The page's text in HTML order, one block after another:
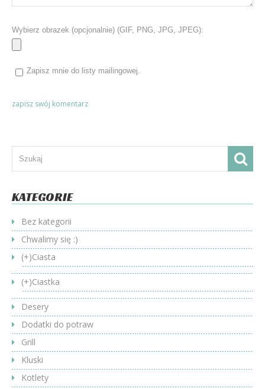
Wybierz obrazek (opcjonalnie) (GIF, PNG, JPG, JPEG):
Zapisz mnie do listy mailingowej.
KATEGORIE
Bez kategorii
Chwalimy się :)
(+)Ciasta
(+)Ciastka
Desery
Dodatki do potraw
Grill
Kluski
Kotlety